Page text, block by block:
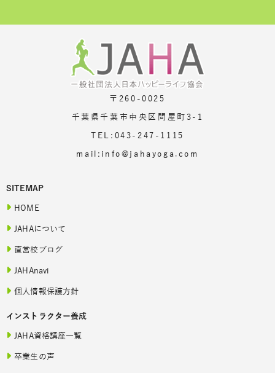
〒260-0025
千葉県千葉市中央区問屋町3-1
TEL:043-247-1115
mail:info@jahayoga.com
SITEMAP
HOME
JAHAについて
直営校ブログ
JAHAnavi
個人情報保護方針
インストラクター養成
JAHA資格講座一覧
卒業生の声